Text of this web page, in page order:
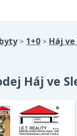
> 1+0 > Háj ve
Háj ve